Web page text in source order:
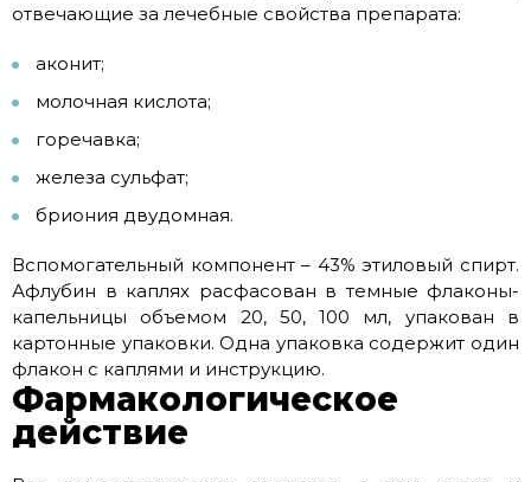
отвечающие за лечебные свойства препарата:
аконит;
молочная кислота;
горечавка;
железа сульфат;
бриония двудомная.
Вспомогательный компонент – 43% этиловый спирт.
Афлубин в каплях расфасован в темные флаконы-
капельницы объемом 20, 50, 100 мл, упакован в
картонные упаковки. Одна упаковка содержит один
флакон с каплями и инструкцию.
Фармакологическое
действие